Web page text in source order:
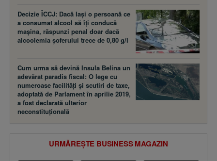
Decizie ÎCCJ: Dacă laşi o persoană ce
a consumat alcool să îţi conducă
maşina, răspunzi penal doar dacă
alcoolemia şoferului trece de 0,80 g/l
Cum urma să devină Insula Belina un
adevărat paradis fiscal: O lege cu
numeroase facilităţi şi scutiri de taxe,
adoptată de Parlament în aprilie 2019,
a fost declarată ulterior
neconstituţională
URMĂREȘTE BUSINESS MAGAZIN